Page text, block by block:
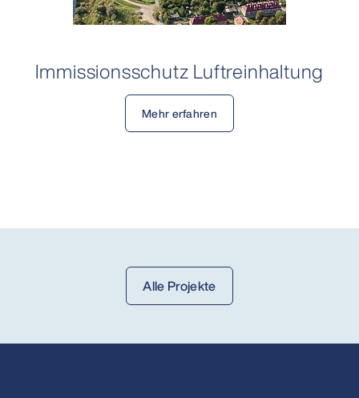
Immissionsschutz Luftreinhaltung
Mehr erfahren
Alle Projekte